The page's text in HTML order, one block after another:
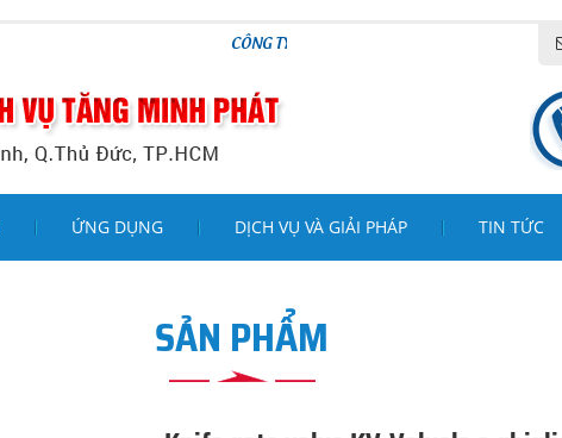
CÔNG TY TNHH THƯƠNG MẠI VÀ DỊCH VỤ TĂNG MINH PHÁT
ỨNG DỤNG DỊCH VỤ VÀ GIẢI PHÁP TIN TỨC
SẢN PHẨM